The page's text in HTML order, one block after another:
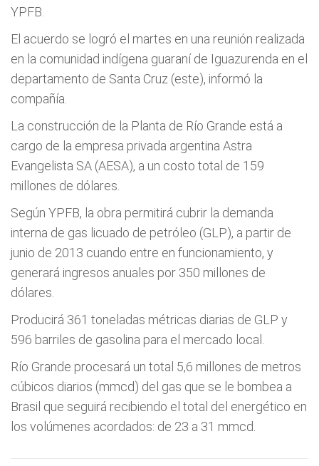
YPFB.
El acuerdo se logró el martes en una reunión realizada
en la comunidad indígena guaraní de Iguazurenda en el
departamento de Santa Cruz (este), informó la
compañía.
La construcción de la Planta de Río Grande está a
cargo de la empresa privada argentina Astra
Evangelista SA (AESA), a un costo total de 159
millones de dólares.
Según YPFB, la obra permitirá cubrir la demanda
interna de gas licuado de petróleo (GLP), a partir de
junio de 2013 cuando entre en funcionamiento, y
generará ingresos anuales por 350 millones de
dólares.
Producirá 361 toneladas métricas diarias de GLP y
596 barriles de gasolina para el mercado local.
Río Grande procesará un total 5,6 millones de metros
cúbicos diarios (mmcd) del gas que se le bombea a
Brasil que seguirá recibiendo el total del energético en
los volúmenes acordados: de 23 a 31 mmcd.